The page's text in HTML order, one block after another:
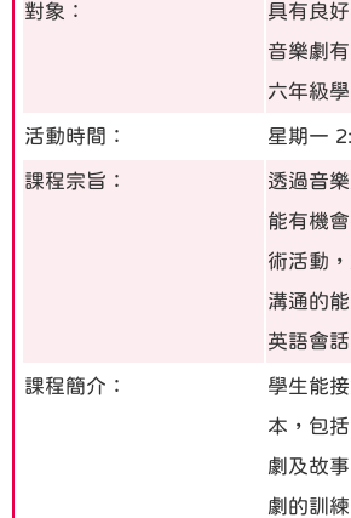
對象：
具有良
音樂劇
六年級學
活動時間： 星期一
課程宗旨：
透過音
能有機
術活動
溝通的
英語會話
課程簡介：
學生能
本，包
劇及故
劇的訓